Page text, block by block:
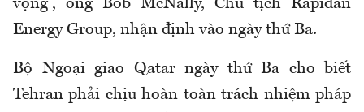
vọng”, ông Bob McNally, Chủ tịch Rapidan
Energy Group, nhận định vào ngày thứ Ba.
Bộ Ngoại giao Qatar ngày thứ Ba cho biết
Tehran phải chịu hoàn toàn trách nhiệm pháp